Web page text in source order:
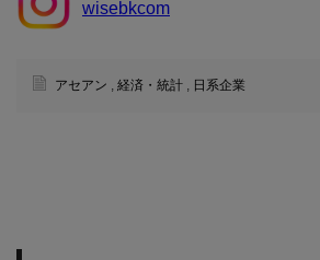
wisebkcom
アセアン , 経済・統計 , 日系企業